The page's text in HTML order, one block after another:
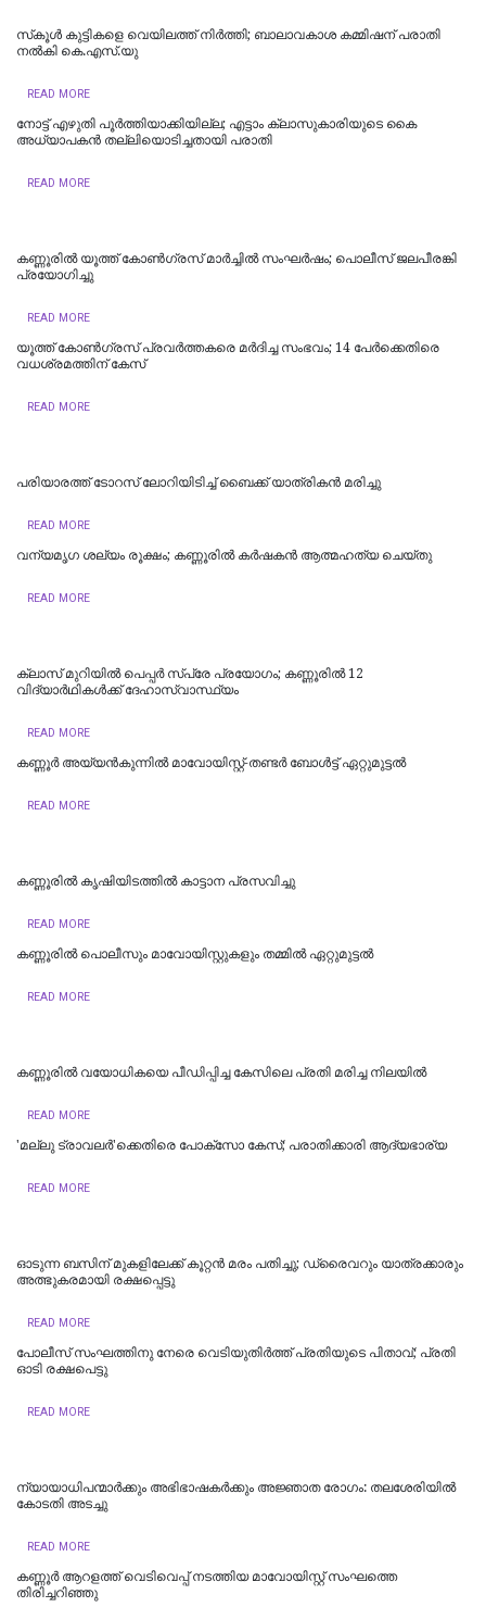
സ്‌കൂള്‍ കുട്ടികളെ വെയിലത്ത് നിര്‍ത്തി; ബാലാവകാശ കമ്മിഷന് പരാതി
നല്‍കി കെ.എസ്.യു
READ MORE
നോട്ട് എഴുതി പൂർത്തിയാക്കിയില്ല; എട്ടാം ക്ലാസുകാരിയുടെ കൈ
അധ്യാപകന്‍ തല്ലിയൊടിച്ചതായി പരാതി
READ MORE
കണ്ണൂരിൽ യൂത്ത് കോൺ​ഗ്രസ് മാർച്ചിൽ സംഘർഷം; പൊലീസ് ജലപീരങ്കി
പ്രയോ​ഗിച്ചു
READ MORE
യൂത്ത് കോണ്‍ഗ്രസ് പ്രവര്‍ത്തകരെ മര്‍ദിച്ച സംഭവം; 14 പേര്‍ക്കെതിരെ
വധശ്രമത്തിന് കേസ്
READ MORE
പരിയാരത്ത് ടോറസ് ലോറിയിടിച്ച് ബൈക്ക് യാത്രികൻ മരിച്ചു
READ MORE
വന്യമൃഗ ശല്യം രൂക്ഷം; കണ്ണൂരിൽ കർഷകൻ ആത്മഹത്യ ചെയ്‌തു
READ MORE
ക്ലാസ് മുറിയിൽ പെപ്പർ സ്പ്രേ പ്രയോഗം; കണ്ണൂരിൽ 12
വിദ്യാർഥികൾക്ക് ദേഹാസ്വാസ്ഥ്യം
READ MORE
കണ്ണൂർ അയ്യൻകുന്നിൽ മാവോയിസ്റ്റ്-തണ്ടർ ബോൾട്ട് ഏറ്റുമുട്ടൽ
READ MORE
കണ്ണൂരില്‍ കൃഷിയിടത്തിൽ കാട്ടാന പ്രസവിച്ചു
READ MORE
കണ്ണൂരിൽ പൊലീസും മാവോയിസ്റ്റുകളും തമ്മിൽ ഏറ്റുമുട്ടൽ
READ MORE
കണ്ണൂരിൽ വയോധികയെ പീഡിപ്പിച്ച കേസിലെ പ്രതി മരിച്ച നിലയിൽ
READ MORE
'മല്ലു ട്രാവലർ'ക്കെതിരെ പോക്‌സോ കേസ്; പരാതിക്കാരി ആദ്യഭാര്യ
READ MORE
ഓടുന്ന ബസിന് മുകളിലേക്ക് കൂറ്റന്‍ മരം പതിച്ചു; ഡ്രൈവറും യാത്രക്കാരും
അത്ഭുകരമായി രക്ഷപ്പെട്ടു
READ MORE
പോലീസ് സംഘത്തിനു നേരെ വെടിയുതിര്‍ത്ത് പ്രതിയുടെ പിതാവ്; പ്രതി
ഓടി രക്ഷപെട്ടു
READ MORE
ന്യായാധിപന്മാർക്കും അഭിഭാഷകർക്കും അജ്ഞാത രോഗം: തലശേരിയിൽ
കോടതി അടച്ചു
READ MORE
കണ്ണൂർ ആറളത്ത് വെടിവെപ്പ് നടത്തിയ മാവോയിസ്റ്റ് സംഘത്തെ
തിരിച്ചറിഞ്ഞു